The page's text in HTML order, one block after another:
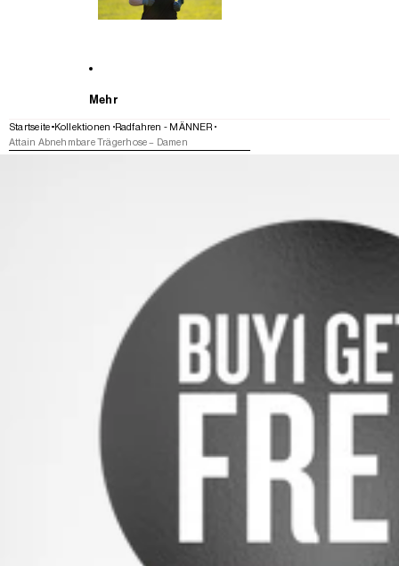
Mehr
Startseite Kollektionen Radfahren - MÄNNER
Attain Abnehmbare Trägerhose – Damen
WEITER ZU DEN PRODUKTINFORMATIONEN